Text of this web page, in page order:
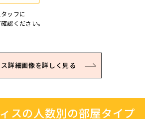
ッフに
確認ください。
詳細画像を詳しく見る
スの人数別の部屋タイプ